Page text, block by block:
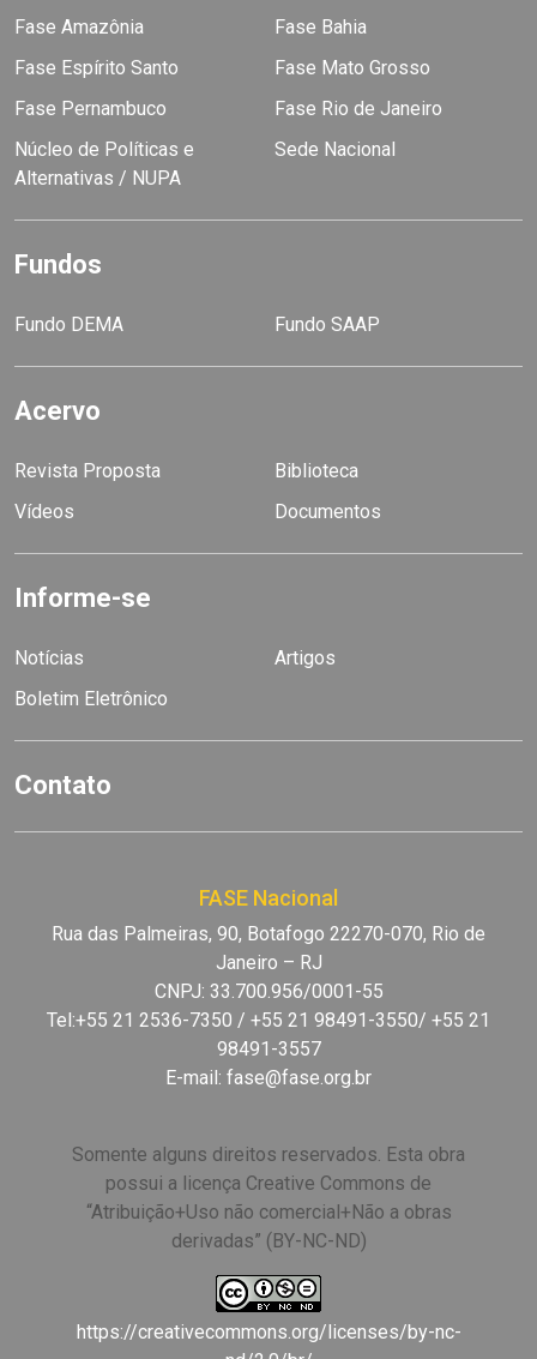
Fase Amazônia
Fase Bahia
Fase Espírito Santo
Fase Mato Grosso
Fase Pernambuco
Fase Rio de Janeiro
Núcleo de Políticas e
Alternativas / NUPA
Sede Nacional
Fundos
Fundo DEMA Fundo SAAP
Acervo
Revista Proposta
Biblioteca
Vídeos
Documentos
Informe-se
Notícias
Artigos
Boletim Eletrônico
Contato
FASE Nacional
Rua das Palmeiras, 90, Botafogo 22270-070, Rio de
Janeiro – RJ
CNPJ: 33.700.956/0001-55
Tel:+55 21 2536-7350 / +55 21 98491-3550/ +55 21
98491-3557
E-mail: fase@fase.org.br
Somente alguns direitos reservados. Esta obra
possui a licença Creative Commons de
“Atribuição+Uso não comercial+Não a obras
derivadas” (BY-NC-ND)
https://creativecommons.org/licenses/by-nc-